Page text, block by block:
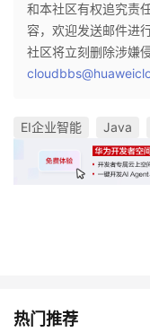
和本社区有权追究责
容，欢迎发送邮件进
社区将立刻删除涉嫌
EI企业智能 Java
热门推荐